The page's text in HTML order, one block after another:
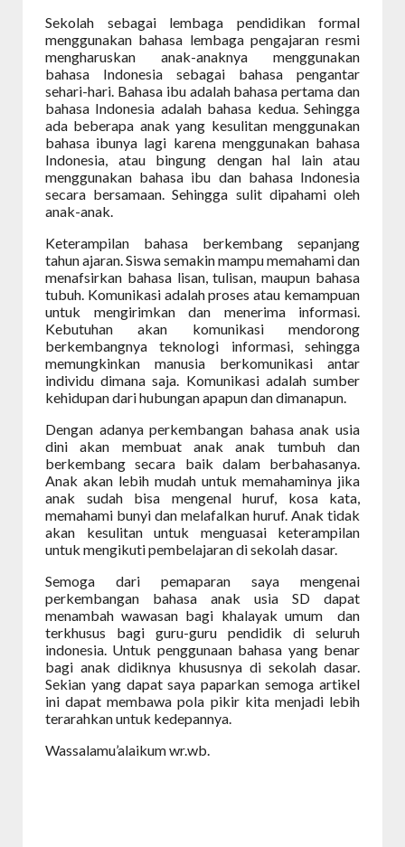
Sekolah sebagai lembaga pendidikan formal
menggunakan bahasa lembaga pengajaran resmi
mengharuskan anak-anaknya menggunakan
bahasa Indonesia sebagai bahasa pengantar
sehari-hari. Bahasa ibu adalah bahasa pertama dan
bahasa Indonesia adalah bahasa kedua. Sehingga
ada beberapa anak yang kesulitan menggunakan
bahasa ibunya lagi karena menggunakan bahasa
Indonesia, atau bingung dengan hal lain atau
menggunakan bahasa ibu dan bahasa Indonesia
secara bersamaan. Sehingga sulit dipahami oleh
anak-anak.
Keterampilan bahasa berkembang sepanjang
tahun ajaran. Siswa semakin mampu memahami dan
menafsirkan bahasa lisan, tulisan, maupun bahasa
tubuh. Komunikasi adalah proses atau kemampuan
untuk mengirimkan dan menerima informasi.
Kebutuhan akan komunikasi mendorong
berkembangnya teknologi informasi, sehingga
memungkinkan manusia berkomunikasi antar
individu dimana saja. Komunikasi adalah sumber
kehidupan dari hubungan apapun dan dimanapun.
Dengan adanya perkembangan bahasa anak usia
dini akan membuat anak anak tumbuh dan
berkembang secara baik dalam berbahasanya.
Anak akan lebih mudah untuk memahaminya jika
anak sudah bisa mengenal huruf, kosa kata,
memahami bunyi dan melafalkan huruf. Anak tidak
akan kesulitan untuk menguasai keterampilan
untuk mengikuti pembelajaran di sekolah dasar.
Semoga dari pemaparan saya mengenai
perkembangan bahasa anak usia SD dapat
menambah wawasan bagi khalayak umum
dan
terkhusus bagi guru-guru pendidik di seluruh
indonesia. Untuk penggunaan bahasa yang benar
bagi anak didiknya khususnya di sekolah dasar.
Sekian yang dapat saya paparkan semoga artikel
ini dapat membawa pola pikir kita menjadi lebih
terarahkan untuk kedepannya.
Wassalamu’alaikum wr.wb.